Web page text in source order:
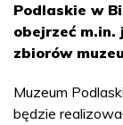
Podlaskie w
obejrzeć
zbiorów
Muzeum
będzie